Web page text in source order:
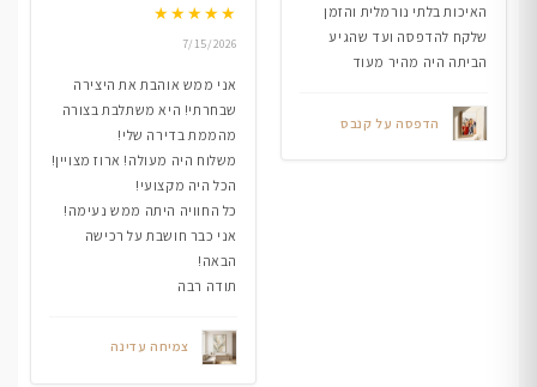
האיכות בלתי נורמלית והזמן
שלקח להדפסה ועד שהגיע
הביתה היה מהיר מעוד
הדפסה על קנבס
★★★★★
7/15/2026
אני ממש אוהבת את היצירה
שבחרתי! היא משתלבת בצורה
מהממת בדירה שלי!
משלוח היה מעולה! ארוז מצויין!
הכל היה מקצועי!
כל החוויה היתה ממש נעימה!
אני כבר חושבת על רכישה
הבאה!
תודה רבה
צמיחה עדינה